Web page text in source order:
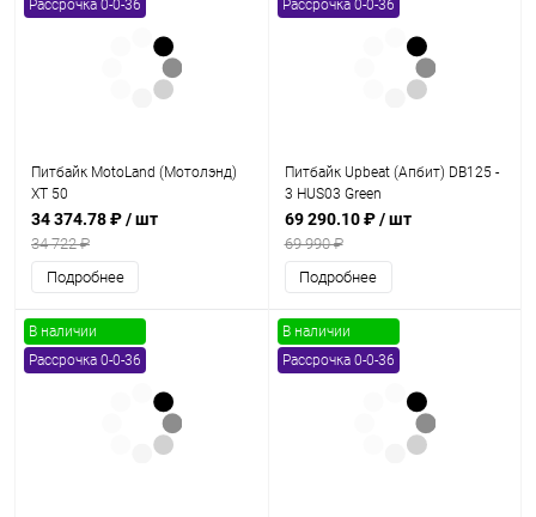
Рассрочка 0-0-36
Питбайк MotoLand (Мотолэнд)
XT 50
34 374.78 ₽/ шт
34 722 ₽
Подробнее
Рассрочка 0-0-36
Питбайк Upbeat (Апбит) DB125 -
3 HUS03 Green
69 290.10 ₽/ шт
69 990 ₽
Подробнее
В наличии
Рассрочка 0-0-36
В наличии
Рассрочка 0-0-36